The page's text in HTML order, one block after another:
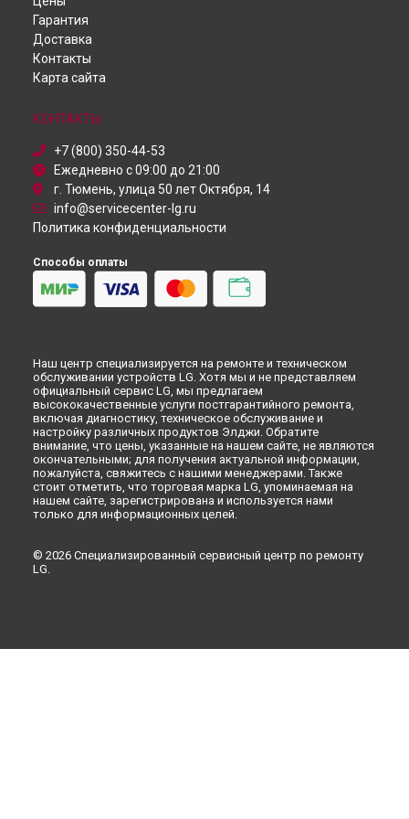
Ремонт телефона LG в
Ремонт телефона LG в
Ремонт телефона LG в
Ремонт телефона LG в
Ремонт телефона LG в
Пылесос
Проектор
Посудомоечная машина
Монитор
Кондиционер
Гарантия
Доставка
Контакты
Карта сайта
КОНТАКТЫ
+7 (800) 350-44-53
Ежедневно с 09:00 до 21:00
г. Тюмень, улица 50 лет Октября, 14
info@servicecenter-lg.ru
Политика конфиденциальности
Способы оплаты
Наш центр специализируется на ремонте и техническом
обслуживании устройств LG. Хотя мы и не представляем
официальный сервис LG, мы предлагаем
высококачественные услуги постгарантийного ремонта,
включая диагностику, техническое обслуживание и
настройку различных продуктов Элджи. Обратите
внимание, что цены, указанные на нашем сайте, не являются
окончательными; для получения актуальной информации,
пожалуйста, свяжитесь с нашими менеджерами. Также
стоит отметить, что торговая марка LG, упоминаемая на
нашем сайте, зарегистрирована и используется нами
только для информационных целей.
© 2026 Специализированный сервисный центр по ремонту
LG.